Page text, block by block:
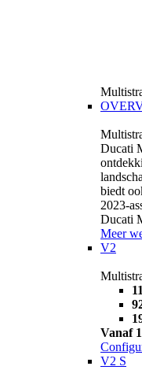
Ducati
biedt
2023-
Ducati
Meer
V2
Vanaf
V2 S